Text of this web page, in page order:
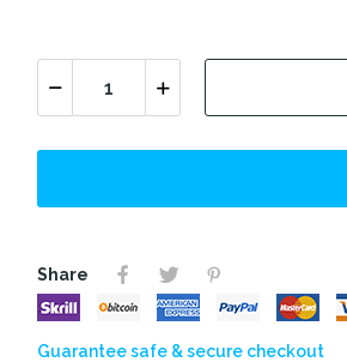
Share
Guarantee safe & secure checkout